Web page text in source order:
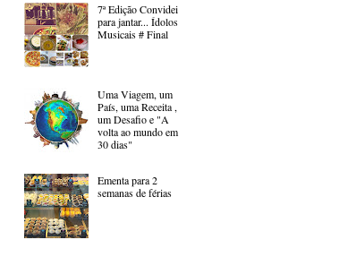
7ª Edição Convidei
para jantar... Ídolos
Musicais # Final
Uma Viagem, um
País, uma Receita ,
um Desafio e "A
volta ao mundo em
30 dias"
Ementa para 2
semanas de férias